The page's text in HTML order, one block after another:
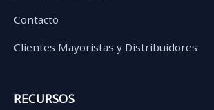
Contacto
Clientes Mayoristas y Distribuidores
RECURSOS